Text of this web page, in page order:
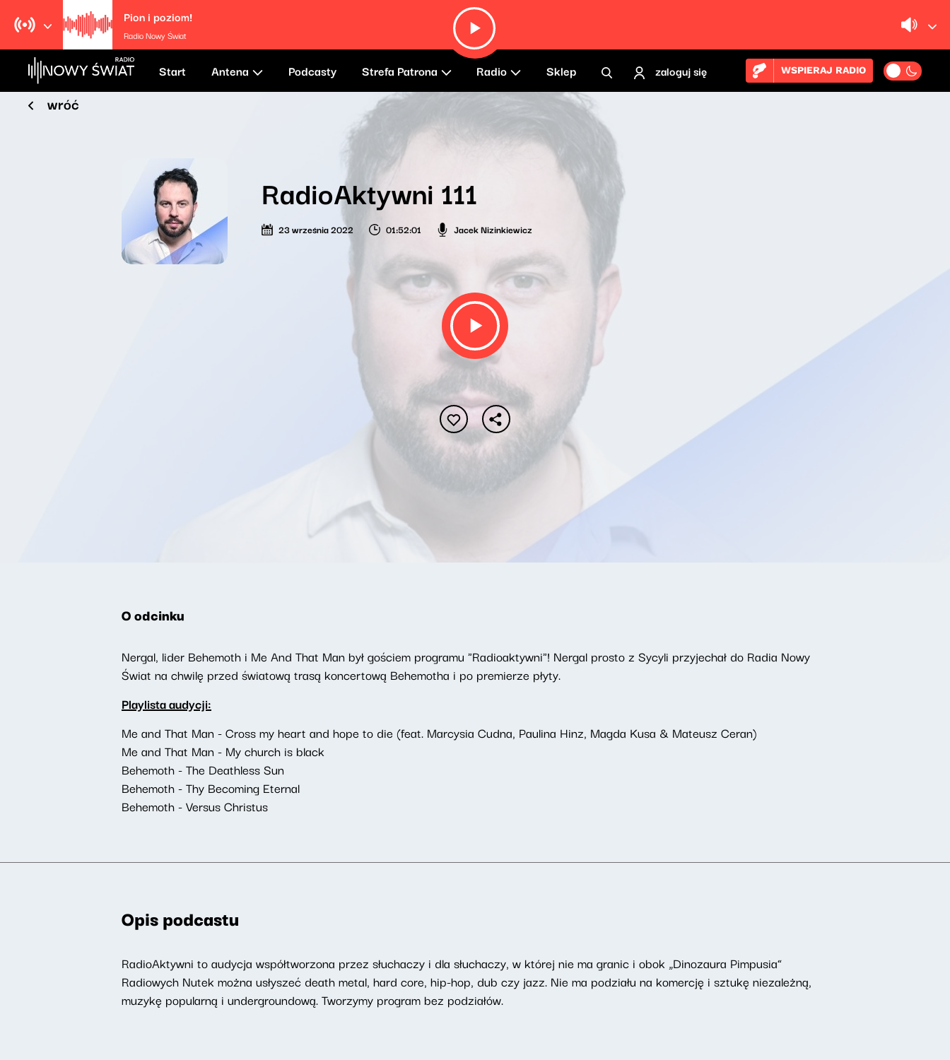
Pion i poziom!
Radio Nowy Świat
Start Antena Podcasty Strefa Patrona Radio Sklep zaloguj się WSPIERAJ RADIO
wróć
RadioAktywni 111
23 września 2022 01:52:01 Jacek Nizinkiewicz
O odcinku
Nergal, lider Behemoth i Me And That Man był gościem programu "Radioaktywni"! Nergal prosto z Sycyli przyjechał do Radia Nowy
Świat na chwilę przed światową trasą koncertową Behemotha i po premierze płyty.
Playlista audycji:
Me and That Man - Cross my heart and hope to die (feat. Marcysia Cudna, Paulina Hinz, Magda Kusa & Mateusz Ceran)
Me and That Man - My church is black
Behemoth - The Deathless Sun
Behemoth - Thy Becoming Eternal
Behemoth - Versus Christus
Opis podcastu
RadioAktywni to audycja współtworzona przez słuchaczy i dla słuchaczy, w której nie ma granic i obok „Dinozaura Pimpusia”
Radiowych Nutek można usłyszeć death metal, hard core, hip-hop, dub czy jazz. Nie ma podziału na komercję i sztukę niezależną,
muzykę popularną i undergroundową. Tworzymy program bez podziałów.